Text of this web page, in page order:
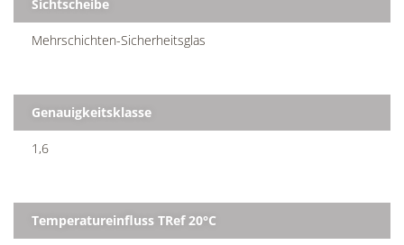
Sichtscheibe
Mehrschichten-Sicherheitsglas
Genauigkeitsklasse
1,6
Temperatureinfluss TRef 20°C